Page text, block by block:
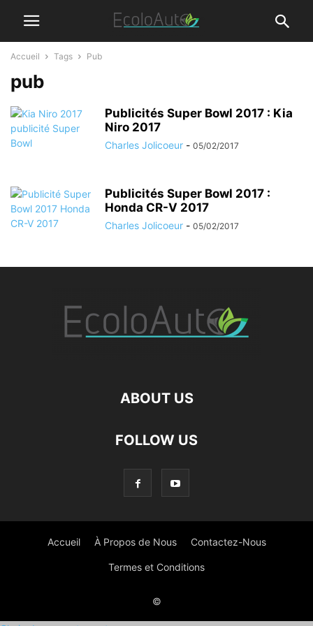
Accueil Tags Pub
pub
Publicités Super Bowl 2017 : Kia
Niro 2017
Charles Jolicoeur - 05/02/2017
Publicités Super Bowl 2017 :
Honda CR-V 2017
Charles Jolicoeur - 05/02/2017
ABOUT US
FOLLOW US
Accueil À Propos de Nous Contactez-Nous
Termes et Conditions
©